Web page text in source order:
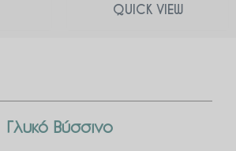
QUICK VIEW
Γλυκό Βύσσινο